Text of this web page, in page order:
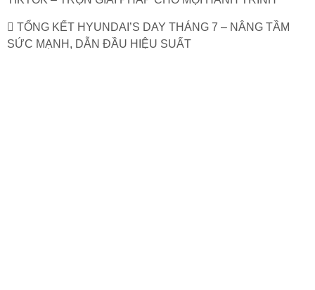
TỔNG KẾT HYUNDAI’S DAY THÁNG 7 – NÂNG TẦM
SỨC MẠNH, DẪN ĐẦU HIỆU SUẤT